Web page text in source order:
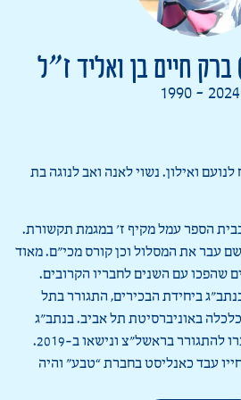
חיים בן ואליד ז”ל
1990 - 2024
לנועם ואילון. נשוי לאנה ואב לנוגה בת
הספר עמל מקיף ז’ במגמת תקשורת.
עבר את המסלול וכן קורס מכי”ם. מאוד
שהפכו עם השנים לחבריו הקרובים.
ביחידת הבכירים, התגורר בתל
כלכלה באוניברסיטת תל אביב. בנתב”ג
בראשל”צ ונישאו ב-2019.
עבד כאנליסט בחברת “טבע” והיה